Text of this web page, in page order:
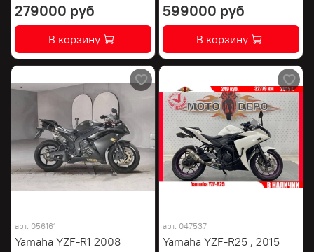
279000 руб
В корзину
599000 руб
В корзину
арт. 056161
Yamaha YZF-R1 2008
арт. 047537
Yamaha YZF-R25 , 2015